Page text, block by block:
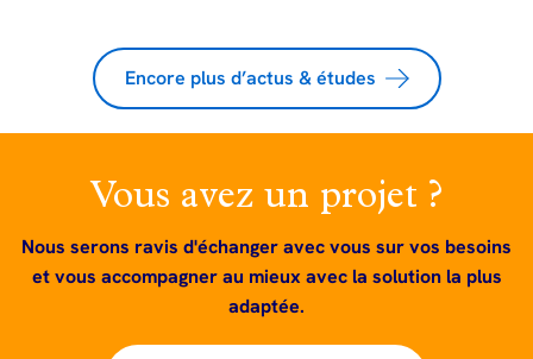
Encore plus d’actus & études
Vous avez un projet ?
Nous serons ravis d'échanger avec vous sur vos besoins
et vous accompagner au mieux avec la solution la plus
adaptée.